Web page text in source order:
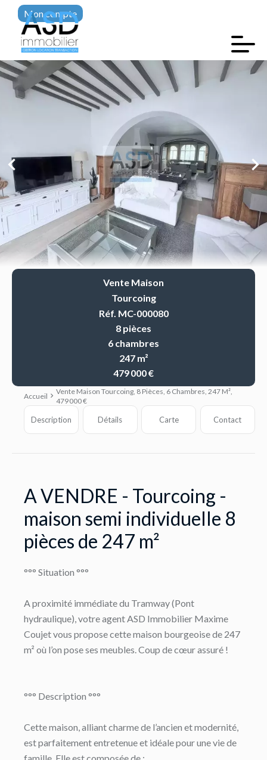
Mon compte
Vente Maison
Tourcoing
Réf. MC-000080
8 pièces
6 chambres
247 m²
479 000 €
Accueil
Vente Maison Tourcoing, 8 Pièces, 6 Chambres, 247 M²,
479 000 €
Description Détails Carte Contact
A VENDRE - Tourcoing -
maison semi individuelle 8
pièces de 247 m²
°°° Situation °°°
A proximité immédiate du Tramway (Pont
hydraulique), votre agent ASD Immobilier Maxime
Coujet vous propose cette maison bourgeoise de 247
m² où l’on pose ses meubles. Coup de cœur assuré !
°°° Description °°°
Cette maison, alliant charme de l’ancien et modernité,
est parfaitement entretenue et idéale pour une vie de